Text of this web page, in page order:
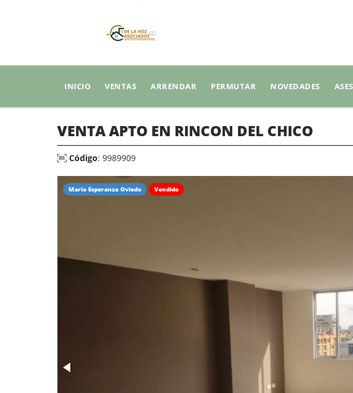
INICIO VENTAS ARRENDAR PERMUTAR NOVEDADES
VENTA APTO EN RINCON DEL CHICO
Código: 9989909
Maria Esperanza Oviedo Vendido